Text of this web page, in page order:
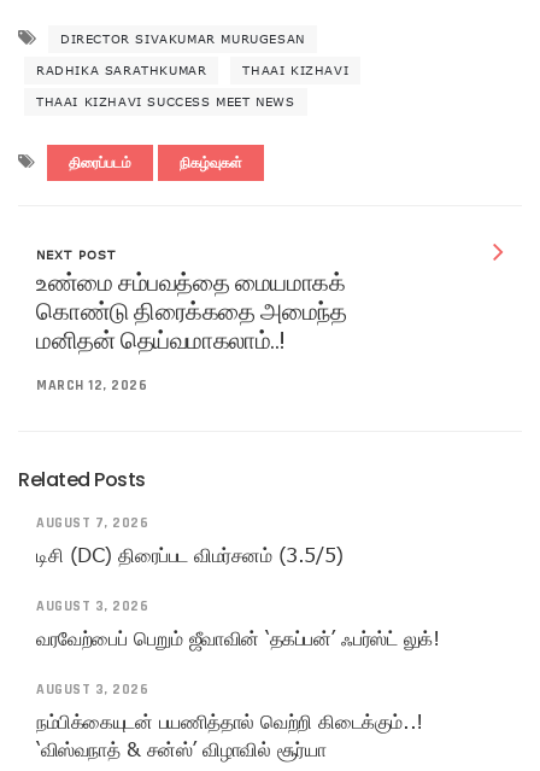
DIRECTOR SIVAKUMAR MURUGESAN
RADHIKA SARATHKUMAR THAAI KIZHAVI
THAAI KIZHAVI SUCCESS MEET NEWS
திரைப்படம் நிகழ்வுகள்
NEXT POST
உண்மை சம்பவத்தை மையமாகக்
கொண்டு திரைக்கதை அமைந்த
மனிதன் தெய்வமாகலாம்..!
MARCH 12, 2026
Related Posts
AUGUST 7, 2026
டிசி (DC) திரைப்பட விமர்சனம் (3.5/5)
AUGUST 3, 2026
வரவேற்பைப் பெறும் ஜீவாவின் ‘தகப்பன்’ ஃபர்ஸ்ட் லுக்!
AUGUST 3, 2026
நம்பிக்கையுடன் பயணித்தால் வெற்றி கிடைக்கும்..!
‘விஸ்வநாத் & சன்ஸ்’ விழாவில் சூர்யா